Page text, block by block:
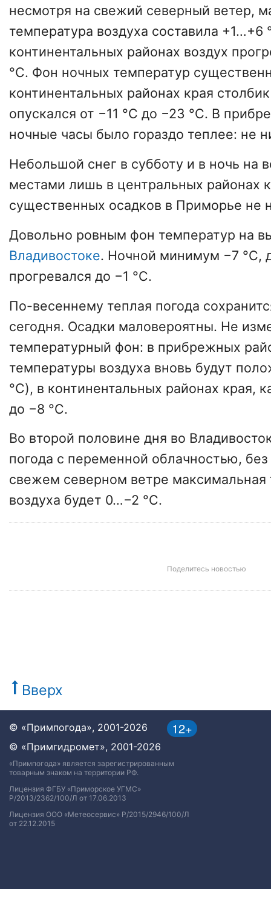
несмотря на свежий северный ветер,
температура воздуха составила +1…+6
континентальных районах воздух
°C. Фон ночных температур
континентальных районах края
опускался от −11 °C до −23 °C. В
ночные часы было гораздо теплее: не
Небольшой снег в субботу и в ночь на
местами лишь в центральных районах
существенных осадков в Приморье не
Довольно ровным фон температур на
Владивостоке. Ночной минимум −7 °C,
прогревался до −1 °C.
По-весеннему теплая погода
сегодня. Осадки маловероятны. Не
температурный фон: в прибрежных
температуры воздуха вновь будут
°C), в континентальных районах края,
до −8 °C.
Во второй половине дня во
погода с переменной облачностью,
свежем северном ветре максимальная
воздуха будет 0…−2 °C.
Поделитесь новостью
Вверх
12+
© «Примпогода», 2001-2026
© «Примгидромет», 2001-2026
«Примпогода» является зарегистрированным
товарным знаком на территории РФ.
Лицензия ФГБУ «Приморское УГМС»
Р/2013/2362/100/Л от 17.06.2013
Лицензия ООО «Метеосервис» Р/2015/2946/100/Л
от 22.12.2015